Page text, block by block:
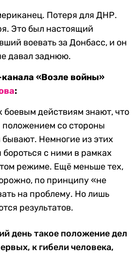
Потеря для ДНР.
Это был настоящий
воевать за Донбасс, и он
давал заднюю.
«Возле войны»
:
боевым действиям знают, что
положением со стороны
Немногие из этих
с ними в рамках
режиме. Ещё меньше тех,
по принципу «не
на проблему. Но лишь
результатов.
день такое положение дел
к гибели человека,